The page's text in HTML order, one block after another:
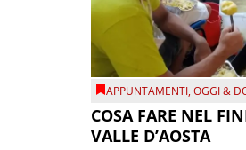
APPUNTAMENTI,OGGI &
COSA FARE NEL
VALLE D’AOSTA